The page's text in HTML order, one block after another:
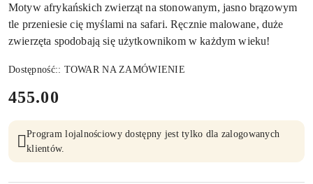
Motyw afrykańskich zwierząt na stonowanym, jasno brązowym
tle przeniesie cię myślami na safari. Ręcznie malowane, duże
zwierzęta spodobają się użytkownikom w każdym wieku!
Dostępność:: TOWAR NA ZAMÓWIENIE
cena:
455.00
Program lojalnościowy dostępny jest tylko dla zalogowanych
klientów.